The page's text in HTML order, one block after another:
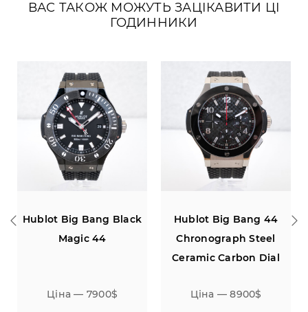
ВАС ТАКОЖ МОЖУТЬ ЗАЦІКАВИТИ ЦІ
ГОДИННИКИ
Hublot Big Bang 44
Chronograph Steel
Ціна — 8900$
Hublot Classic
Automatic
Grey Dial 42
Ціна — 6200$